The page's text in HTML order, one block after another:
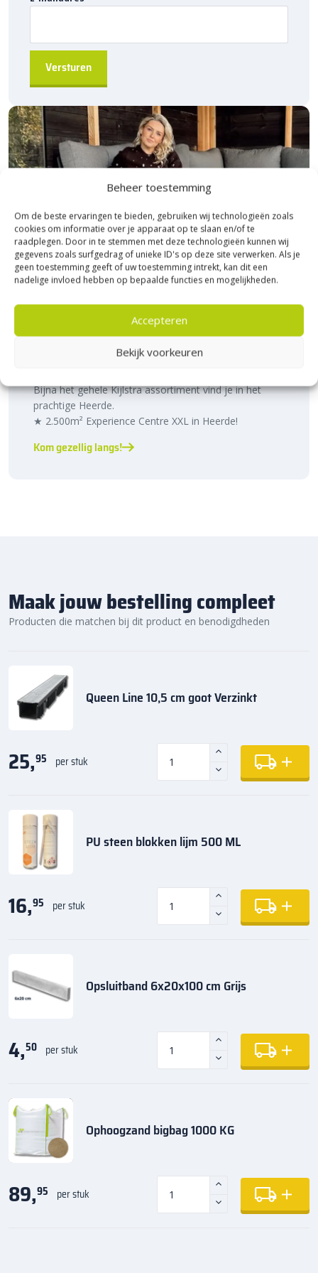
Beheer toestemming
Om de beste ervaringen te bieden, gebruiken wij technologieën zoals
cookies om informatie over je apparaat op te slaan en/of te
raadplegen. Door in te stemmen met deze technologieën kunnen wij
gegevens zoals surfgedrag of unieke ID's op deze site verwerken. Als je
geen toestemming geeft of uw toestemming intrekt, kan dit een
nadelige invloed hebben op bepaalde functies en mogelijkheden.
Accepteren
Bekijk voorkeuren
Bezoek Experience Centre XXL
Bijna het gehele Kijlstra assortiment vind je in het
prachtige Heerde.
★ 2.500m² Experience Centre XXL in Heerde!
Kom gezellig langs!
Maak jouw bestelling compleet
Producten die matchen bij dit product en benodigdheden
Queen Line 10,5 cm goot Verzinkt
25,95 per stuk
PU steen blokken lijm 500 ML
16,95 per stuk
Opsluitband 6x20x100 cm Grijs
4,50 per stuk
Ophoogzand bigbag 1000 KG
89,95 per stuk